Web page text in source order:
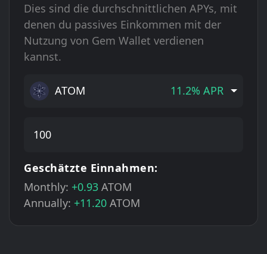
Dies sind die durchschnittlichen APYs, mit
denen du passives Einkommen mit der
Nutzung von Gem Wallet verdienen
kannst.
ATOM 11.2% APR
Geschätzte Einnahmen:
Monthly: +0.93 ATOM
Annually: +11.20 ATOM